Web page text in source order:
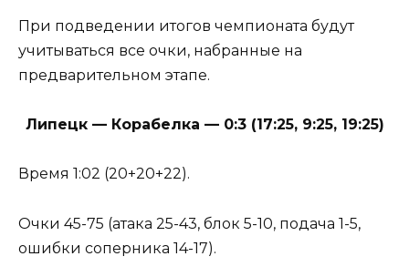
При подведении итогов чемпионата будут
учитываться все очки, набранные на
предварительном этапе.
Липецк — Корабелка — 0:3 (17:25, 9:25, 19:25)
Время 1:02 (20+20+22).
Очки 45-75 (атака 25-43, блок 5-10, подача 1-5,
ошибки соперника 14-17).